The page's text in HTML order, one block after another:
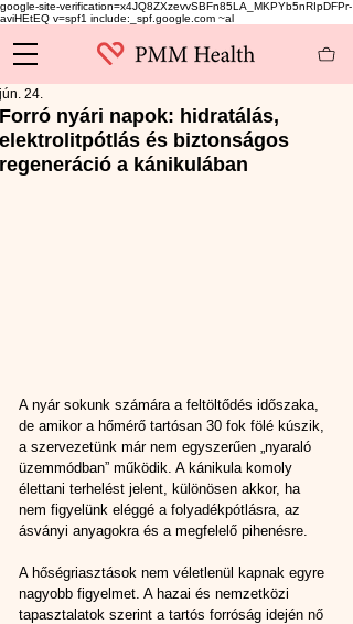
google-site-verification=x4JQ8ZXzevvSBFn85LA_MKPYb5nRIpDFPr-
aviHEtEQ v=spf1 include:_spf.google.com ~al
Forró nyári napok: hidratálás,
elektrolitpótlás és biztonságos
regeneráció a kánikulában
jún. 24.
A nyár sokunk számára a feltöltődés időszaka,
de amikor a hőmérő tartósan 30 fok fölé kúszik,
a szervezetünk már nem egyszerűen „nyaraló
üzemmódban” működik. A kánikula komoly
élettani terhelést jelent, különösen akkor, ha
nem figyelünk eléggé a folyadékpótlásra, az
ásványi anyagokra és a megfelelő pihenésre.
A hőségriasztások nem véletlenül kapnak egyre
nagyobb figyelmet. A hazai és nemzetközi
tapasztalatok szerint a tartós forróság idején nő